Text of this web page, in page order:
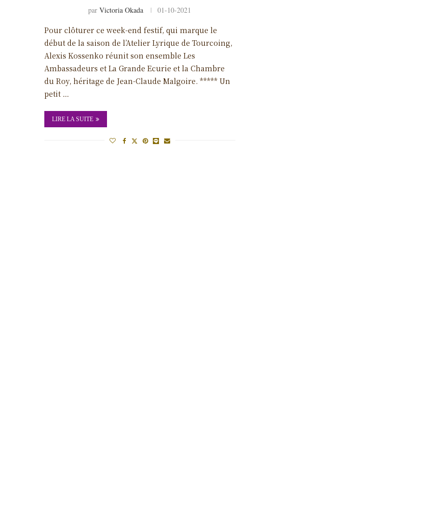
parVictoria Okada 01-10-2021
Pour clôturer ce week-end festif, qui marque le
début de la saison de l’Atelier Lyrique de Tourcoing,
Alexis Kossenko réunit son ensemble Les
Ambassadeurs et La Grande Ecurie et la Chambre
du Roy, héritage de Jean-Claude Malgoire. ***** Un
petit …
LIRE LA SUITE